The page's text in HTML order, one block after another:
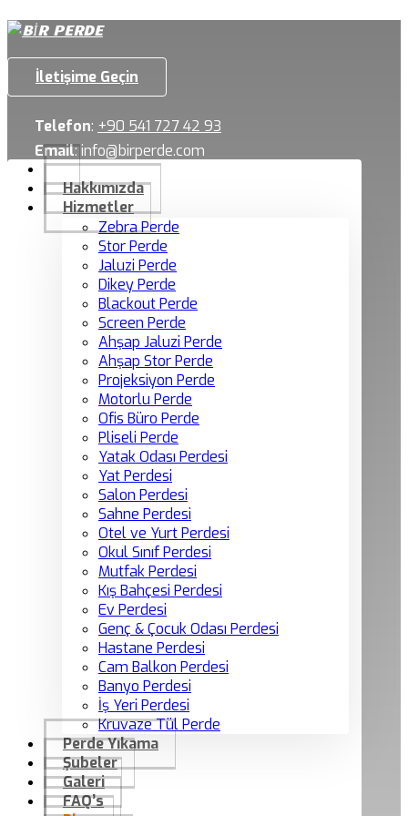
İletişime Geçin
Telefon: +90 541 727 42 93
Email:info@birperde.com
Hakkımızda
Hizmetler
Zebra Perde
Stor Perde
Jaluzi Perde
Dikey Perde
Blackout Perde
Screen Perde
Ahşap Jaluzi Perde
Ahşap Stor Perde
Projeksiyon Perde
Motorlu Perde
Ofis Büro Perde
Pliseli Perde
Yatak Odası Perdesi
Yat Perdesi
Salon Perdesi
Sahne Perdesi
Otel ve Yurt Perdesi
Okul Sınıf Perdesi
Mutfak Perdesi
Kış Bahçesi Perdesi
Ev Perdesi
Genç & Çocuk Odası Perdesi
Hastane Perdesi
Cam Balkon Perdesi
Banyo Perdesi
İş Yeri Perdesi
Kruvaze Tül Perde
Perde Yıkama
Şubeler
Galeri
FAQ’s